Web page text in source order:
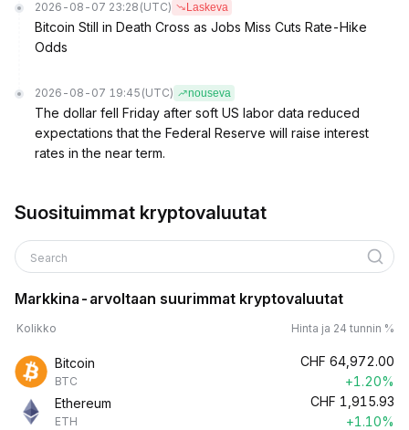
2026-08-07 23:28 (UTC) Laskeva
Bitcoin Still in Death Cross as Jobs Miss Cuts Rate-Hike
Odds
2026-08-07 19:45 (UTC) nouseva
The dollar fell Friday after soft US labor data reduced
expectations that the Federal Reserve will raise interest
rates in the near term.
Suosituimmat kryptovaluutat
Search
Markkina-arvoltaan suurimmat kryptovaluutat
Kolikko Hinta ja 24 tunnin %
Bitcoin
BTC
CHF 64,972.00
+1.20%
Ethereum
ETH
CHF 1,915.93
+1.10%